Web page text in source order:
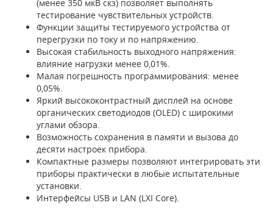
(менее 350 мкВ скз) позволяет выполнять
тестирование чувствительных устройств.
Функции защиты тестируемого устройства от
перегрузки по току и по напряжению.
Высокая стабильность выходного напряжения:
влияние нагрузки менее 0,01%.
Малая погрешность программирования: менее
0,05%.
Яркий высококонтрастный дисплей на основе
органических светодиодов (OLED) с широкими
углами обзора.
Возможность сохранения в памяти и вызова до
десяти настроек прибора.
Компактные размеры позволяют интегрировать эти
приборы практически в любые испытательные
установки.
Интерфейсы USB и LAN (LXI Core).